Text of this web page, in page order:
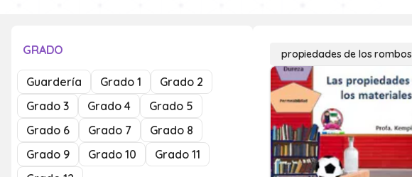
GRADO
Guardería Grado 1
Grado 2
Grado 3
Grado 4
Grado 5
Grado 6
Grado 7
Grado 8
Grado 9
Grado 10
Grado 11
propiedades de los rombos